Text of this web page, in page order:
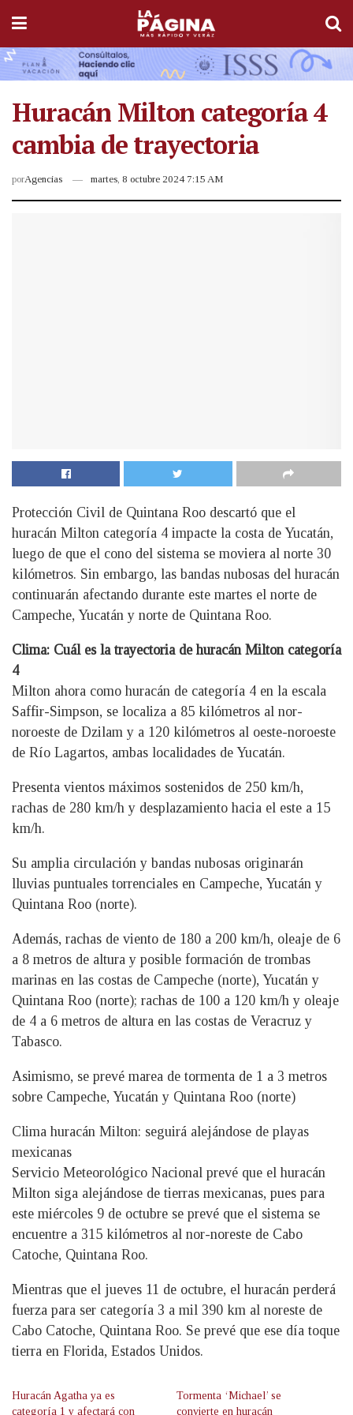
Huracán Milton categoría 4
cambia de trayectoria
porAgencias martes, 8 octubre 2024 7:15 AM
Protección Civil de Quintana Roo descartó que el
huracán Milton categoría 4 impacte la costa de Yucatán,
luego de que el cono del sistema se moviera al norte 30
kilómetros. Sin embargo, las bandas nubosas del huracán
continuarán afectando durante este martes el norte de
Campeche, Yucatán y norte de Quintana Roo.
Clima: Cuál es la trayectoria de huracán Milton categoría
4
Milton ahora como huracán de categoría 4 en la escala
Saffir-Simpson, se localiza a 85 kilómetros al nor-
noroeste de Dzilam y a 120 kilómetros al oeste-noroeste
de Río Lagartos, ambas localidades de Yucatán.
Presenta vientos máximos sostenidos de 250 km/h,
rachas de 280 km/h y desplazamiento hacia el este a 15
km/h.
Su amplia circulación y bandas nubosas originarán
lluvias puntuales torrenciales en Campeche, Yucatán y
Quintana Roo (norte).
Además, rachas de viento de 180 a 200 km/h, oleaje de 6
a 8 metros de altura y posible formación de trombas
marinas en las costas de Campeche (norte), Yucatán y
Quintana Roo (norte); rachas de 100 a 120 km/h y oleaje
de 4 a 6 metros de altura en las costas de Veracruz y
Tabasco.
Asimismo, se prevé marea de tormenta de 1 a 3 metros
sobre Campeche, Yucatán y Quintana Roo (norte)
Clima huracán Milton: seguirá alejándose de playas
mexicanas
Servicio Meteorológico Nacional prevé que el huracán
Milton siga alejándose de tierras mexicanas, pues para
este miércoles 9 de octubre se prevé que el sistema se
encuentre a 315 kilómetros al nor-noreste de Cabo
Catoche, Quintana Roo.
Mientras que el jueves 11 de octubre, el huracán perderá
fuerza para ser categoría 3 a mil 390 km al noreste de
Cabo Catoche, Quintana Roo. Se prevé que ese día toque
tierra en Florida, Estados Unidos.
Huracán Agatha ya es
categoría 1 y afectará con
Tormenta ‘Michael’ se
convierte en huracán